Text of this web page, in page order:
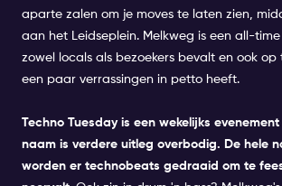
aparte zalen om je moves te laten zien,
aan het Leidseplein. Melkweg is een all-
zowel locals als bezoekers bevalt en ook op
een paar verrassingen in petto heeft.
Techno Tuesday is een wekelijks
naam is verdere uitleg overbodig. De hele
worden er technobeats gedraaid om te